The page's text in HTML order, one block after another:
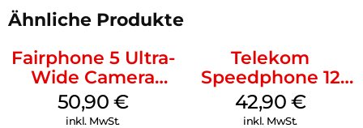
Ähnliche Produkte
Fairphone 5 Ultra-
Wide Camera
Schwarz
50,90 €
inkl. MwSt.
Telekom
Speedphone 12
Weiß
42,90 €
inkl. MwSt.